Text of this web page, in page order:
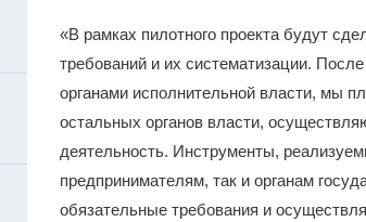
«В рамках пилотного проекта будут
требований и их систематизации.
органами исполнительной власти, мы
остальных органов власти,
деятельность. Инструменты,
предпринимателям, так и органам
обязательные требования и